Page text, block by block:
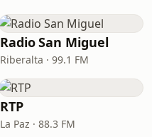
Radio San Miguel
Riberalta · 99.1 FM
RTP
La Paz · 88.3 FM